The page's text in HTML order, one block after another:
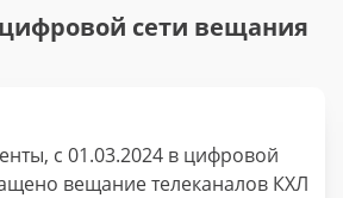
сети вещания
с 01.03.2024 в цифровой
вещание телеканалов КХЛ